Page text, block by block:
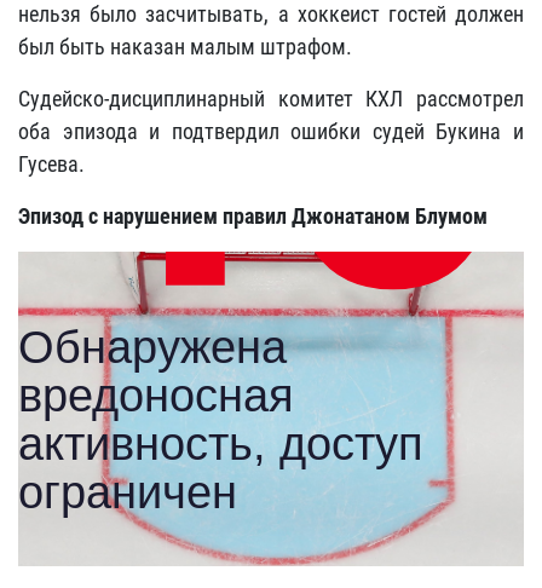
нельзя было засчитывать, а хоккеист гостей должен
был быть наказан малым штрафом.
Судейско-дисциплинарный комитет КХЛ рассмотрел
оба эпизода и подтвердил ошибки судей Букина и
Гусева.
Эпизод с нарушением правил Джонатаном Блумом